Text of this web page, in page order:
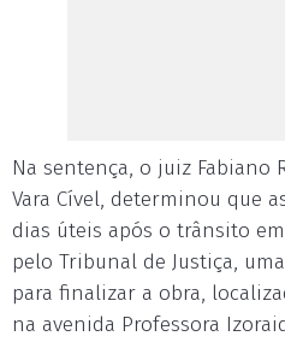
Na sentença, o juiz Fabiano
Vara Cível, determinou que
dias úteis após o trânsito
pelo Tribunal de Justiça,
para finalizar a obra,
na avenida Professora